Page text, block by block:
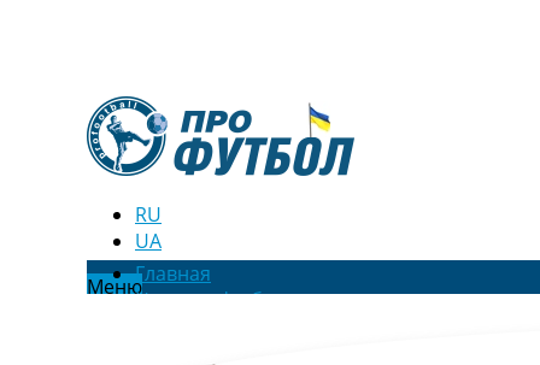
RU
UA
МенюГлавная
Новости футбола